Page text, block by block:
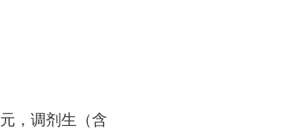
元，调剂生（含